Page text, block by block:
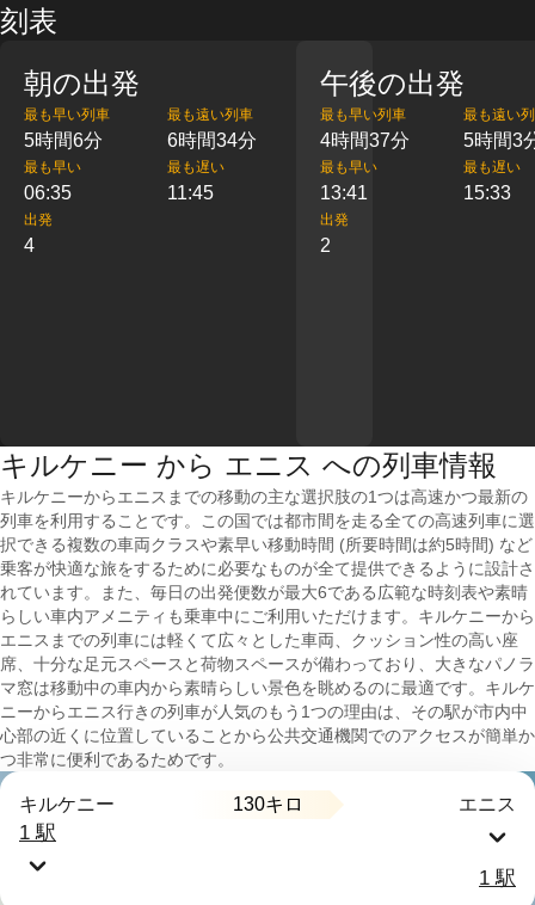
刻表
朝の出発
最も早い列車
5時間6分
最も遠い列車
6時間34分
最も早い
06:35
最も遅い
11:45
出発
4
午後の出発
最も早い列車
4時間37分
最も遠い
5時間3
最も早い
13:41
最も遅い
15:33
出発
2
キルケニー から エニス への列車情報
キルケニーからエニスまでの移動の主な選択肢の1つは高速かつ最新の
列車を利用することです。この国では都市間を走る全ての高速列車に選
択できる複数の車両クラスや素早い移動時間 (所要時間は約5時間) など
乗客が快適な旅をするために必要なものが全て提供できるように設計さ
れています。また、毎日の出発便数が最大6である広範な時刻表や素晴
らしい車内アメニティも乗車中にご利用いただけます。キルケニーから
エニスまでの列車には軽くて広々とした車両、クッション性の高い座
席、十分な足元スペースと荷物スペースが備わっており、大きなパノラ
マ窓は移動中の車内から素晴らしい景色を眺めるのに最適です。キルケ
ニーからエニス行きの列車が人気のもう1つの理由は、その駅が市内中
心部の近くに位置していることから公共交通機関でのアクセスが簡単か
つ非常に便利であるためです。
キルケニー 130キロ エニス
1 駅
1 駅